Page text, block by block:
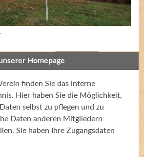
Homepage
finden Sie das interne
Hier haben Sie die Möglichkeit,
selbst zu pflegen und zu
Daten anderen Mitgliedern
Sie haben Ihre Zugangsdaten